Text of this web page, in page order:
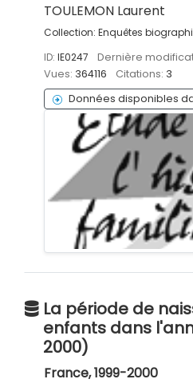
TOULEMON Laurent
Collection: Enquêtes
ID: IE0247 Dernière
Vues: 364116 Citations: 3
Données disponibles
La période de
enfants dans
2000)
France, 1999-2000